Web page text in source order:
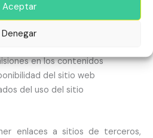
Aceptar
Denegar
sin autorización expresa.
en los contenidos
del sitio web
del uso del sitio
enlaces a sitios de terceros,